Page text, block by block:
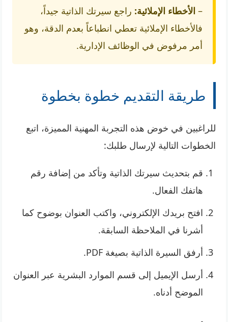
– الأخطاء الإملائية: راجع سيرتك الذاتية جيداً،
فالأخطاء الإملائية تعطي انطباعاً بعدم الدقة، وهو
أمر مرفوض في الوظائف الإدارية.
طريقة التقديم خطوة بخطوة
للراغبين في خوض هذه التجربة المهنية المميزة، اتبع
الخطوات التالية لإرسال طلبك:
قم بتحديث سيرتك الذاتية وتأكد من إضافة رقم
هاتفك الفعال.
افتح بريدك الإلكتروني، واكتب العنوان بوضوح كما
أشرنا في الملاحظة السابقة.
أرفق السيرة الذاتية بصيغة PDF.
أرسل الإيميل إلى قسم الموارد البشرية عبر العنوان
الموضح أدناه.